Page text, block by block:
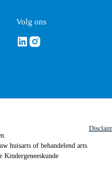
Volg ons
Volg ons via Linkedin
Volg ons via Instagram
huisarts of behandelend arts.